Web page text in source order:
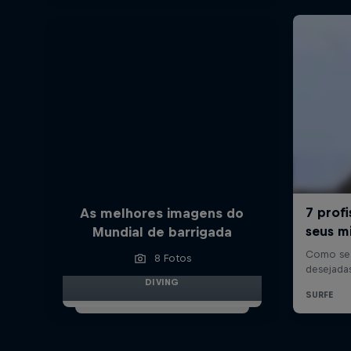
As melhores imagens do
Mundial de barrigada
8 Fotos
DIVING